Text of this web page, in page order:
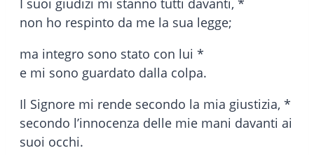
I suoi giudizi mi stanno tutti davanti, *
non ho respinto da me la sua legge;
ma integro sono stato con lui *
e mi sono guardato dalla colpa.
Il Signore mi rende secondo la mia giustizia, *
secondo l’innocenza delle mie mani davanti ai
suoi occhi.